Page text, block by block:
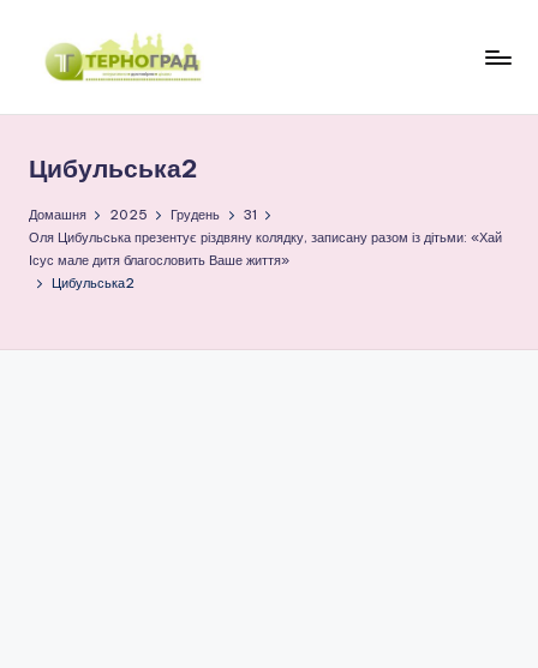
Перейти
р
н
о
цікаво
Цибульська2
Домашня 2025 Грудень
31
Оля Цибульська презентує різдвяну колядку, записану разом із дітьми: «Хай
Ісус мале дитя благословить Ваше життя»
Цибульська2